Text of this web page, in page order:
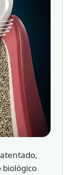
biológico